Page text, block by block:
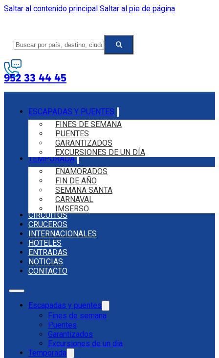
Saltar al contenido principal Saltar al pie de página
952 33 44 45
ESCAPADAS Y PUENTES
FINES DE SEMANA
PUENTES
GARANTIZADOS
EXCURSIONES DE UN DÍA
TEMPORADA
ENAMORADOS
FIN DE AÑO
SEMANA SANTA
CARNAVAL
IMSERSO
CIRCUITOS
CRUCEROS
INTERNACIONALES
HOTELES
ENTRADAS
NOTICIAS
CONTACTO
Escapadas y puentes
Fines de semana
Puentes
Garantizados
Excursiones de un día
Temporada